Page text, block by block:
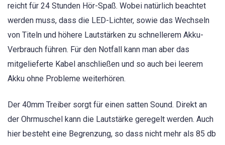
reicht für 24 Stunden Hör-Spaß. Wobei natürlich beachtet
werden muss, dass die LED-Lichter, sowie das Wechseln
von Titeln und höhere Lautstärken zu schnellerem Akku-
Verbrauch führen. Für den Notfall kann man aber das
mitgelieferte Kabel anschließen und so auch bei leerem
Akku ohne Probleme weiterhören.
Der 40mm Treiber sorgt für einen satten Sound. Direkt an
der Ohrmuschel kann die Lautstärke geregelt werden. Auch
hier besteht eine Begrenzung, so dass nicht mehr als 85 db